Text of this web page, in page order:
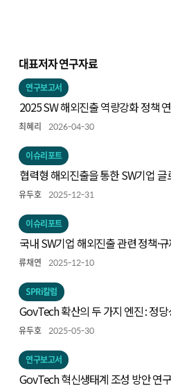
대표저자 연구자료
연구보고서
2025 SW 해외진출 역량강화 정책 연구: 지원사업 및 평
개선 방향을 중심으로
최혜리 2026-04-30
이슈리포트
협력형 해외진출을 통한 SW기업
유두호 2025-12-31
이슈리포트
국내 SW기업 해외진출 관련 정책·
인공지능 및 사이버보안을 중심으로
류채연 2025-12-10
SPRi칼럼
GovTech 확산의 두 가지 엔진 : 정
행위자성(Empowered Actorhood)
유두호 2025-05-30
연구보고서
GovTech 혁신생태계 조성 방안 연구